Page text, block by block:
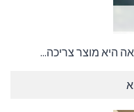
היא מוצר צריכה...